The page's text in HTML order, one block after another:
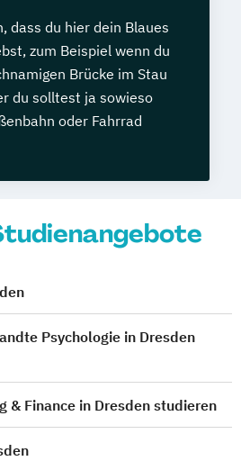
dass du hier dein Blaues
zum Beispiel wenn du
Brücke im Stau
du solltest ja sowieso
oder Fahrrad
Psychologie in Dresden
& Finance in Dresden studieren